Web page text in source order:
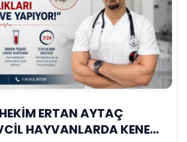
ERTAN AYTAÇ
HAYVANLARDA KENE